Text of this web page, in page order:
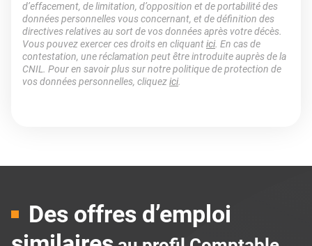
d’effacement, de limitation, d’opposition et de portabilité des
données personnelles vous concernant, et de définition des
directives relatives au sort de vos données après votre décès.
Vous pouvez exercer ces droits en cliquantici. En cas de
contestation, une réclamation peut être introduite auprès de la
CNIL. Pour en savoir plus sur notre politique de protection de
vos données personnelles, cliquezici.
Des offres d’emploi